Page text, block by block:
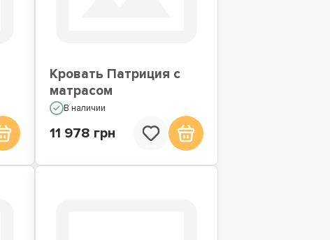
Кровать Патриция с
матрасом
В наличии
11 978 грн